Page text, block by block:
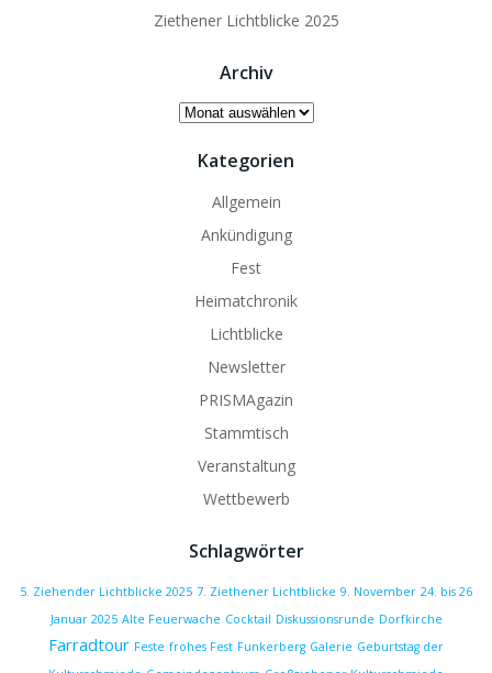
Ziethener Lichtblicke 2025
Archiv
Archiv
Kategorien
Allgemein
Ankündigung
Fest
Heimatchronik
Lichtblicke
Newsletter
PRISMAgazin
Stammtisch
Veranstaltung
Wettbewerb
Schlagwörter
5. Ziehender Lichtblicke 2025 7. Ziethener Lichtblicke 9. November 24. bis 26
Januar 2025 Alte Feuerwache Cocktail Diskussionsrunde Dorfkirche
Farradtour Feste frohes Fest Funkerberg Galerie Geburtstag der